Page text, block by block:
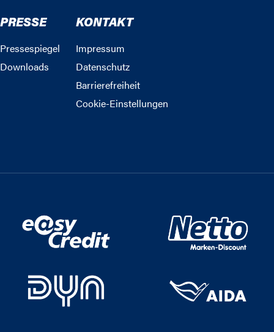
PRESSE
Pressespiegel
Downloads
KONTAKT
Impressum
Datenschutz
Barrierefreiheit
Cookie-Einstellungen